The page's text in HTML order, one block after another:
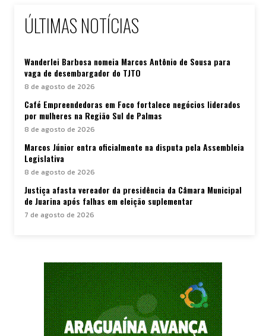
ÚLTIMAS NOTÍCIAS
Wanderlei Barbosa nomeia Marcos Antônio de Sousa para
vaga de desembargador do TJTO
8 de agosto de 2026
Café Empreendedoras em Foco fortalece negócios liderados
por mulheres na Região Sul de Palmas
8 de agosto de 2026
Marcos Júnior entra oficialmente na disputa pela Assembleia
Legislativa
8 de agosto de 2026
Justiça afasta vereador da presidência da Câmara Municipal
de Juarina após falhas em eleição suplementar
7 de agosto de 2026